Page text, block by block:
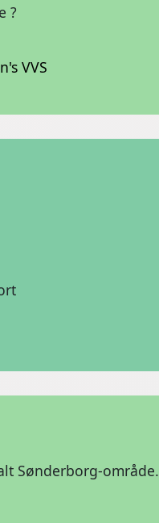
?
VVS
Sønderborg-område.